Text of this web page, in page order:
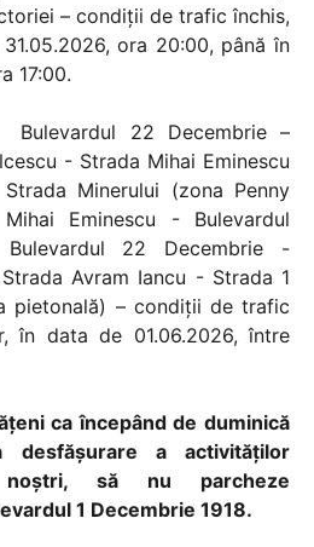
– condiții de trafic închis,
ora 20:00, până în
17:00.
22 Decembrie –
- Strada Mihai Eminescu
Minerului (zona Penny
Eminescu - Bulevardul
22 Decembrie -
Avram Iancu - Strada 1
pietonală) – condiții de trafic
în data de 01.06.2026, între
ca începând de duminică
desfășurare a activităților
noștri, să nu parcheze
1 Decembrie 1918.